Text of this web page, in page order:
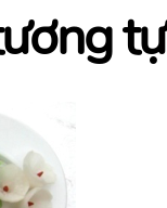
tự